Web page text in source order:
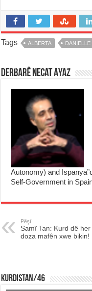
Tags ALBERTA DANIELLE
Derbarê Necat Ayaz
Autonomy) and
Self-Government in
Pêşî
Samî Tan: Kurd dê
doza mafên xwe bikin!
KURDISTAN/46